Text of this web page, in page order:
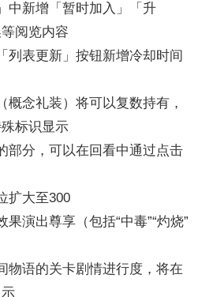
新增「暂时加入」「升
阅览内容
表更新」按钮新增冷却时间
念礼装）将可以复数持有，
标识显示
分，可以在回看中通过点击
大至300
演出尊享（包括“中毒”“灼烧”
语的关卡剧情进行度，将在